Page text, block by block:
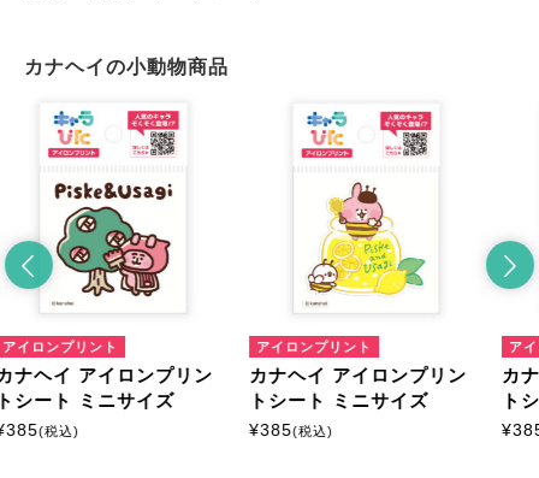
カナヘイの小動物商品
ト
イロンプリン
ニサイズ
アイロンプリント
カナヘイ アイロンプリン
トシート ミニサイズ
アイロンプリント
カナヘイ ア
トシート ミ